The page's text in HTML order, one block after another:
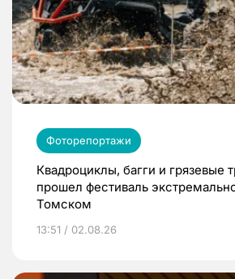
Фоторепортажи
Квадроциклы, багги и грязевые
прошел фестиваль
Томском
13:51 / 02.08.26